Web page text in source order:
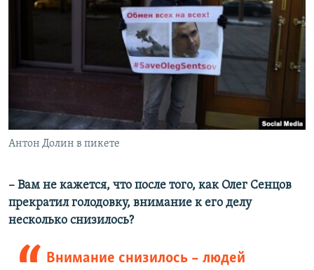
Антон Долин в пикете
– Вам не кажется, что после того, как Олег Сенцов
прекратил голодовку, внимание к его делу
несколько снизилось?
Внимание снизилось – людей